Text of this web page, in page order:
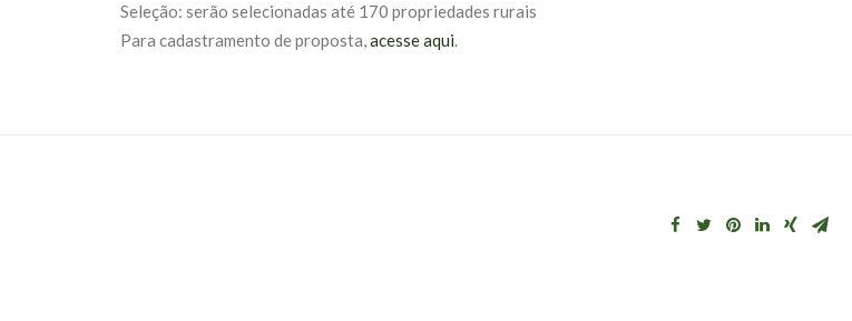
Seleção: serão selecionadas até 170 propriedades rurais
Para cadastramento de proposta,acesse aqui.